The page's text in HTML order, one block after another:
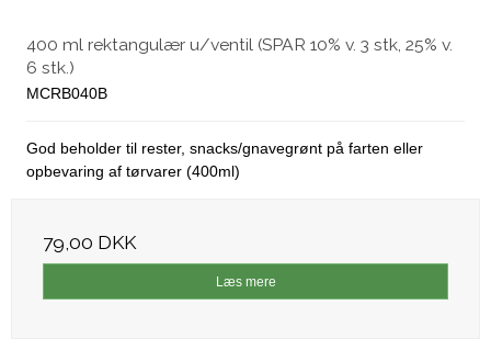
400 ml rektangulær u/ventil (SPAR 10% v. 3 stk, 25% v.
6 stk.)
MCRB040B
God beholder til rester, snacks/gnavegrønt på farten eller
opbevaring af tørvarer (400ml)
79,00 DKK
Læs mere